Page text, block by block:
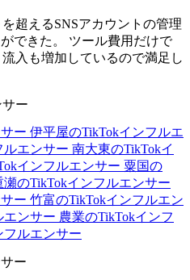
超えるSNSアカウントの管理
できた。 ツール費用だけで
入も増加しているので満足し
ー
ー 伊平屋のTikTokインフルエ
ルエンサー 南大東のTikTokイ
インフルエンサー 粟国の
瀬のTikTokインフルエンサー
ー 竹富のTikTokインフルエン
エンサー 農業のTikTokインフ
フルエンサー
ー